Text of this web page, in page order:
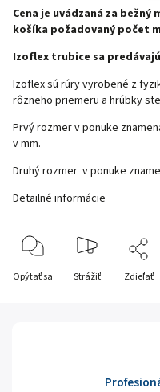
Cena je uvádzaná za bežný
košíka požadovaný počet
Izoflex trubice sa
Izoflex sú rúry vyrobené z
rôzneho priemeru a hrúbky
Prvý rozmer v ponuke
v mm.
Druhý rozmer v ponuke
Detailné informácie
Opýtať sa Strážiť Zdieľať